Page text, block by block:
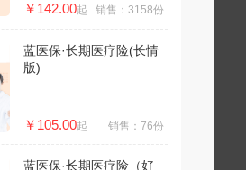
￥142.00起 销售：3158份
蓝医保·长期医疗险(长情
版)
￥105.00起 销售：76份
蓝医保·长期医疗险（好